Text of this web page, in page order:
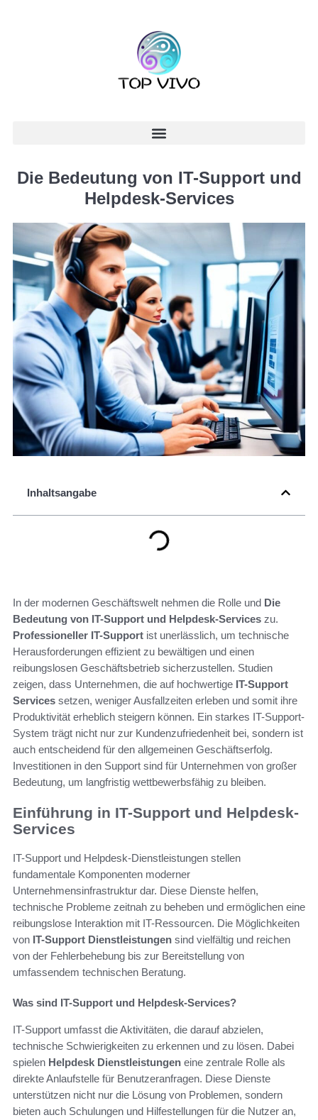
Die Bedeutung von IT-Support und
Helpdesk-Services
Inhaltsangabe
In der modernen Geschäftswelt nehmen die Rolle und Die
Bedeutung von IT-Support und Helpdesk-Services zu.
Professioneller IT-Support ist unerlässlich, um technische
Herausforderungen effizient zu bewältigen und einen
reibungslosen Geschäftsbetrieb sicherzustellen. Studien
zeigen, dass Unternehmen, die auf hochwertige IT-Support
Services setzen, weniger Ausfallzeiten erleben und somit ihre
Produktivität erheblich steigern können. Ein starkes IT-Support-
System trägt nicht nur zur Kundenzufriedenheit bei, sondern ist
auch entscheidend für den allgemeinen Geschäftserfolg.
Investitionen in den Support sind für Unternehmen von großer
Bedeutung, um langfristig wettbewerbsfähig zu bleiben.
Einführung in IT-Support und Helpdesk-
Services
IT-Support und Helpdesk-Dienstleistungen stellen
fundamentale Komponenten moderner
Unternehmensinfrastruktur dar. Diese Dienste helfen,
technische Probleme zeitnah zu beheben und ermöglichen eine
reibungslose Interaktion mit IT-Ressourcen. Die Möglichkeiten
von IT-Support Dienstleistungen sind vielfältig und reichen
von der Fehlerbehebung bis zur Bereitstellung von
umfassendem technischen Beratung.
Was sind IT-Support und Helpdesk-Services?
IT-Support umfasst die Aktivitäten, die darauf abzielen,
technische Schwierigkeiten zu erkennen und zu lösen. Dabei
spielen Helpdesk Dienstleistungen eine zentrale Rolle als
direkte Anlaufstelle für Benutzeranfragen. Diese Dienste
unterstützen nicht nur die Lösung von Problemen, sondern
bieten auch Schulungen und Hilfestellungen für die Nutzer an,